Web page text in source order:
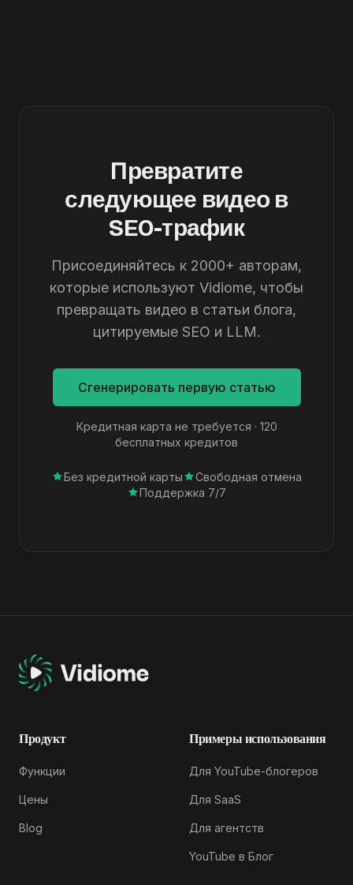
Превратите
следующее видео в
SEO-трафик
Присоединяйтесь к 2000+ авторам,
которые используют Vidiome, чтобы
превращать видео в статьи блога,
цитируемые SEO и LLM.
Сгенерировать первую статью
Кредитная карта не требуется · 120
бесплатных кредитов
Без кредитной карты
Свободная отмена
Поддержка 7/7
Продукт
Функции
Цены
Blog
Примеры использования
Для YouTube-блогеров
Для SaaS
Для агентств
YouTube в Блог